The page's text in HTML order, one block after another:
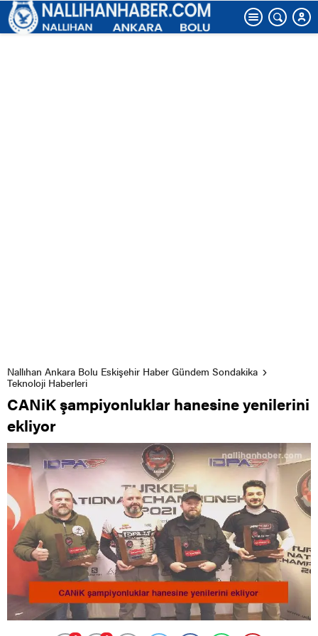
Nallıhan Ankara Bolu Eskişehir Haber Gündem Sondakika
Teknoloji Haberleri
CANiK şampiyonluklar hanesine yenilerini
ekliyor